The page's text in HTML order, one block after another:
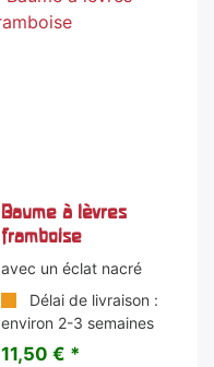
Baume à lèvres
framboise
avec un éclat nacré
Délai de livraison :
environ 2-3 semaines
11,50 € *